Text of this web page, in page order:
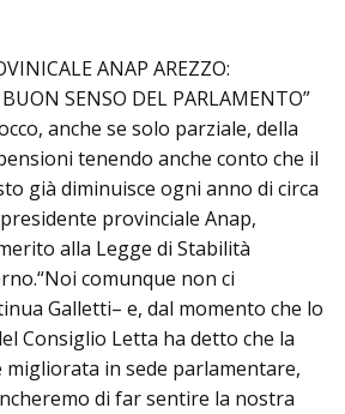
ANAP AREZZO:
SENSO DEL PARLAMENTO”
anche se solo parziale, della
tenendo anche conto che il
già diminuisce ogni anno di circa
provinciale Anap,
alla Legge di Stabilità
comunque non ci
Galletti– e, dal momento che lo
Consiglio Letta ha detto che la
migliorata in sede parlamentare,
di far sentire la nostra